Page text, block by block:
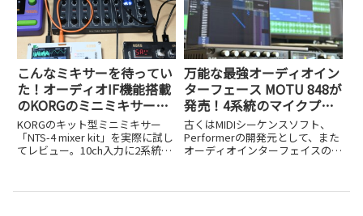
フト...
ターフェイスの分野...
こんなミキサーを待ってい
た！オーディオIF機能搭載
のKORGのミニミキサー、
NTS-4が超強力で便利だ！
KORGのキット型ミニミキサー
「NTS-4 mixer kit」を実際に試し
てレビュー。10ch入力に2系統デ
ディオ/MIDIインターフェイス機
万能な最強オーディオイン
ターフェース MOTU 848が
発売！4系統のマイクプリ
と12系統のアナログ出力を
備えた28×32入出力、
TB4/USB4、Milan対応
古くはMIDIシーケンスソフト、
Performerの開発元として、また
オーディオインターフェイスの黎
ルな現場から絶大な信頼を得る